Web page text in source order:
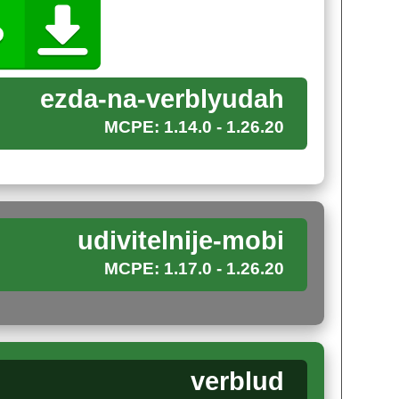
ответ.
не боятся засухи и могут стать
горбатом животном, не боясь песчаных
и транспортировать вещи на дальние
обитателей через яйца призыва. И увидеть
ezda-na-verblyudah
MCPE: 1.14.0 - 1.26.20
udivitelnije-mobi
MCPE: 1.17.0 - 1.26.20
verblud